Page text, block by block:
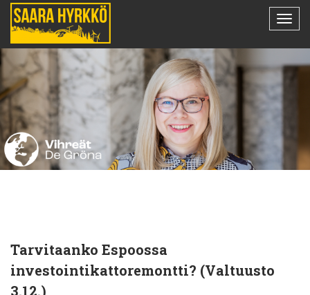
Tarvitaanko Espoossa
investointikattoremontti? (Valtuusto
3.12.)